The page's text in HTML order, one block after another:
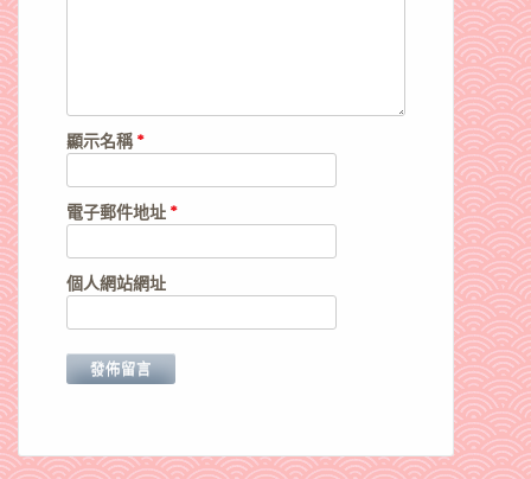
顯示名稱*
電子郵件地址 *
個人網站網址